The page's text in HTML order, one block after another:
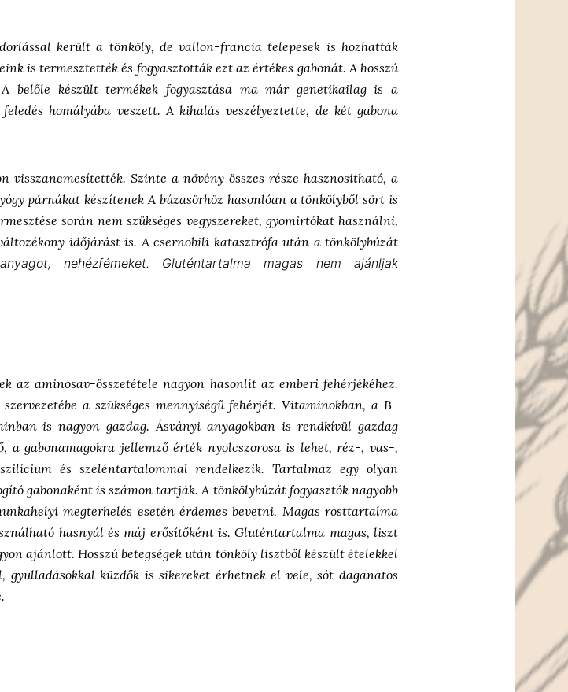
került a tönköly, de vallon-francia telepesek is hozhatták
is termesztették és fogyasztották ezt az értékes gabonát. A hosszú
belőle készült termékek fogyasztása ma már genetikailag is a
homályába veszett. A kihalás veszélyeztette, de két gabona
Szinte a növény összes része hasznosítható, a
párnákat készítenek A búzasörhöz hasonlóan a tönkölyből sört is
során nem szükséges vegyszereket, gyomirtókat használni,
időjárást is. A csernobili katasztrófa után a tönkölybúzát
nehézfémeket. Gluténtartalma magas nem ajánljak
az aminosav-összetétele nagyon hasonlít az emberi fehérjékéhez.
a szükséges mennyiségű fehérjét. Vitaminokban, a B-
is nagyon gazdag. Ásványi anyagokban is rendkívül gazdag
gabonamagokra jellemző érték nyolcszorosa is lehet, réz-, vas-,
és szeléntartalommal rendelkezik. Tartalmaz egy olyan
gabonaként is számon tartják. A tönkölybúzát fogyasztók nagyobb
megterhelés esetén érdemes bevetni. Magas rosttartalma
hasnyál és máj erősítőként is. Gluténtartalma magas, liszt
ajánlott. Hosszú betegségek után tönköly lisztből készült ételekkel
gyulladásokkal küzdők is sikereket érhetnek el vele, sót daganatos